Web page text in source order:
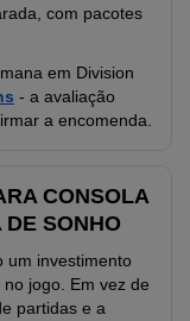
com pacotes
em Division
- a avaliação
a encomenda.
CONSOLA
DE SONHO
um investimento
jogo. Em vez de
partidas e a